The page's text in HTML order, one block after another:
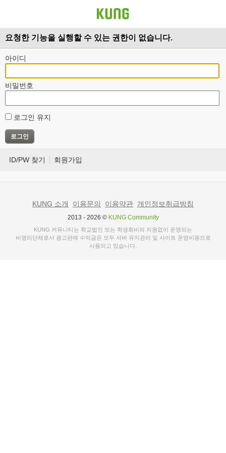
요청한 기능을 실행할 수 있는 권한이 없습니다.
아이디
비밀번호
로그인 유지
ID/PW 찾기 회원가입
KUNG 소개 이용문의 이용약관 개인정보취급방침
2013 - 2026 © KUNG Community
KUNG 커뮤니티는 학교법인 또는 학생회비의 지원없이 운영되는
비영리단체로서 광고판매 수익금은 모두 서버 유지관리 및 사이트 운영비용으로
사용되고 있습니다.